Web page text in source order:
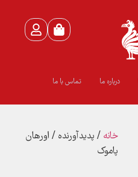
درباره ما تماس با ما
خانه / پدیدآورنده / اورهان
پاموک